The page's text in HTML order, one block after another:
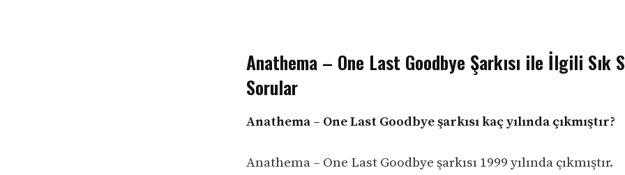
Anathema – One Last Goodbye Şarkısı ile İlgili Sık
Sorular
Anathema – One Last Goodbye şarkısı kaç yılında çıkmıştır?
Anathema – One Last Goodbye şarkısı 1999 yılında çıkmıştır.